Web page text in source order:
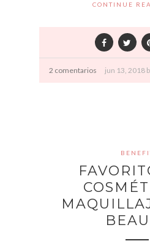
CONTINUE
2 comentarios jun 13, 2018